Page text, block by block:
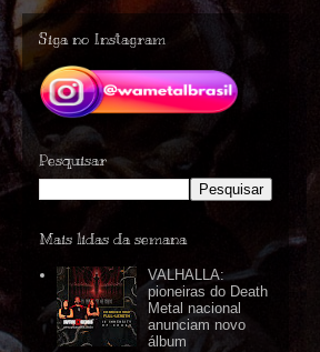
Siga no Instagram
Pesquisar
Mais lidas da semana
VALHALLA:
pioneiras do Death
Metal nacional
anunciam novo
álbum